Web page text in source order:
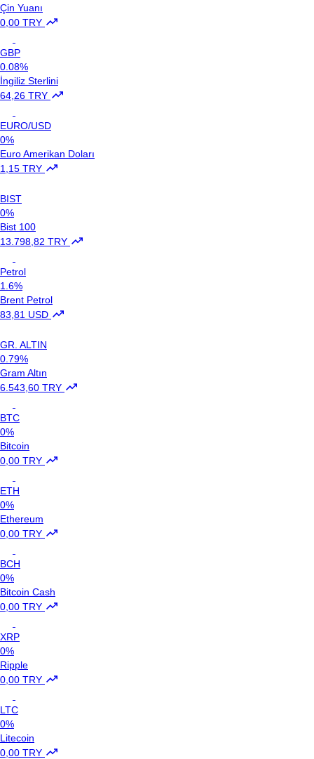
Çin Yuanı
0,00 TRY
GBP
0.08%
İngiliz Sterlini
64,26 TRY
EURO/USD
0%
Euro Amerikan Doları
1,15 TRY
BIST
0%
Bist 100
13.798,82 TRY
Petrol
1.6%
Brent Petrol
83,81 USD
GR. ALTIN
0.79%
Gram Altın
6.543,60 TRY
BTC
0%
Bitcoin
0,00 TRY
ETH
0%
Ethereum
0,00 TRY
BCH
0%
Bitcoin Cash
0,00 TRY
XRP
0%
Ripple
0,00 TRY
LTC
0%
Litecoin
0,00 TRY